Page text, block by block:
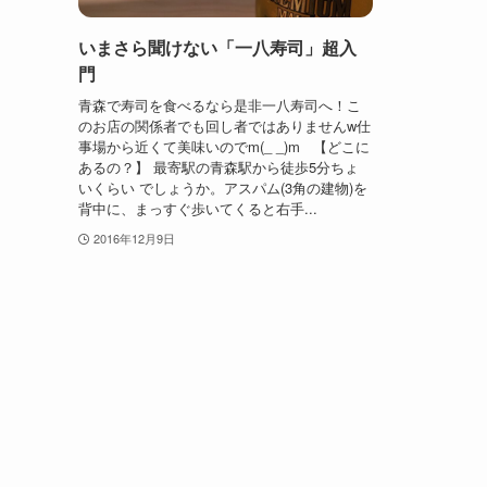
いまさら聞けない「一八寿司」超入
門
青森で寿司を食べるなら是非一八寿司へ！こ
のお店の関係者でも回し者ではありませんw仕
事場から近くて美味いのでm(_ _)m 【どこに
あるの？】 最寄駅の青森駅から徒歩5分ちょ
いくらい でしょうか。アスパム(3角の建物)を
背中に、まっすぐ歩いてくると右手...
2016年12月9日